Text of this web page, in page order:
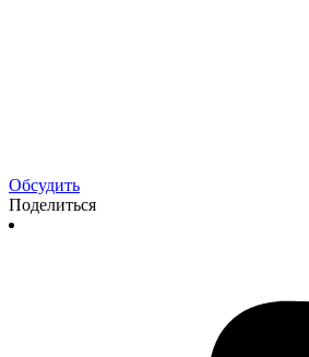
Обсудить
Поделиться